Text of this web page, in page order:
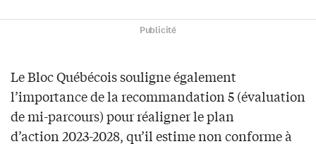
Publicité
Le Bloc Québécois souligne également
l’importance de la recommandation 5 (évaluation
de mi-parcours) pour réaligner le plan
d’action 2023-2028, qu’il estime non conforme à